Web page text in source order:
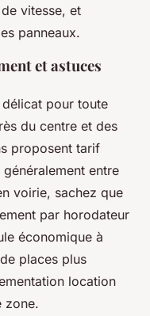
vitesse, et
panneaux.
et astuces
pour toute
du centre et des
proposent tarif
entre
voirie, sachez que
par horodateur
économique à
places plus
location
zone.